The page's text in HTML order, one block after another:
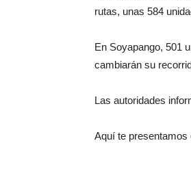
rutas, unas 584
En Soyapango, 501
cambiarán su
Las autoridades
Aquí te presentamos